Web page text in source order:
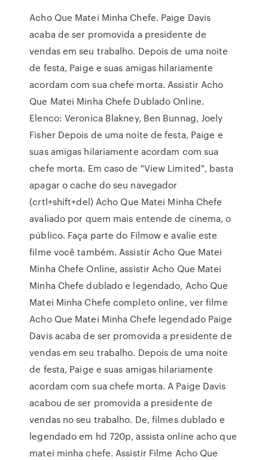
Acho Que Matei Minha Chefe. Paige Davis
acaba de ser promovida a presidente de
vendas em seu trabalho. Depois de uma noite
de festa, Paige e suas amigas hilariamente
acordam com sua chefe morta. Assistir Acho
Que Matei Minha Chefe Dublado Online.
Elenco: Veronica Blakney, Ben Bunnag, Joely
Fisher Depois de uma noite de festa, Paige e
suas amigas hilariamente acordam com sua
chefe morta. Em caso de "View Limited", basta
apagar o cache do seu navegador
(crtl+shift+del) Acho Que Matei Minha Chefe
avaliado por quem mais entende de cinema, o
público. Faça parte do Filmow e avalie este
filme você também. Assistir Acho Que Matei
Minha Chefe Online, assistir Acho Que Matei
Minha Chefe dublado e legendado, Acho Que
Matei Minha Chefe completo online, ver filme
Acho Que Matei Minha Chefe legendado Paige
Davis acaba de ser promovida a presidente de
vendas em seu trabalho. Depois de uma noite
de festa, Paige e suas amigas hilariamente
acordam com sua chefe morta. A Paige Davis
acabou de ser promovida a presidente de
vendas no seu trabalho. De, filmes dublado e
legendado em hd 720p, assista online acho que
matei minha chefe. Assistir Filme Acho Que